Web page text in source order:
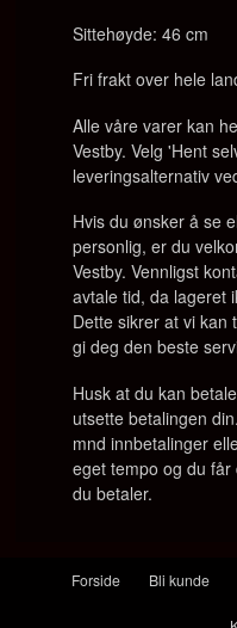
Sittehøyde: 46 cm
Fri frakt over hele
Alle våre varer kan
Vestby. Velg 'Hent
leveringsalternativ
Hvis du ønsker å se
personlig, er du
Vestby. Vennligst
avtale tid, da lageret
Dette sikrer at vi kan
gi deg den beste
Husk at du kan
utsette betalingen
mnd innbetalinger
eget tempo og du
du betaler.
Forside Bli kunde